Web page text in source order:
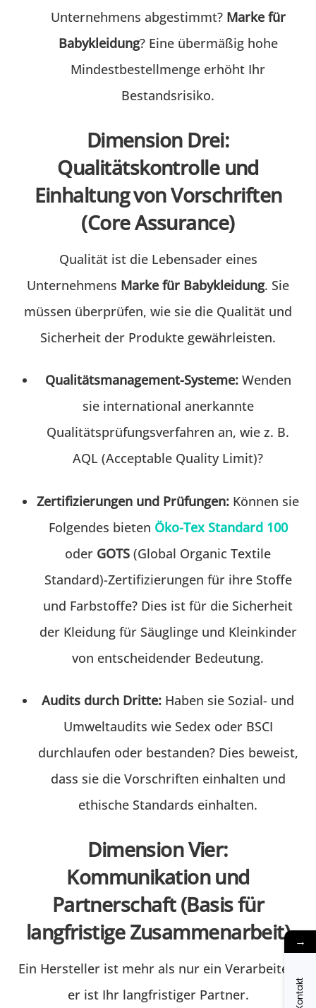
Unternehmens abgestimmt? Marke für
Babykleidung? Eine übermäßig hohe
Mindestbestellmenge erhöht Ihr
Bestandsrisiko.
Dimension Drei:
Qualitätskontrolle und
Einhaltung von Vorschriften
(Core Assurance)
Qualität ist die Lebensader eines
Unternehmens Marke für Babykleidung. Sie
müssen überprüfen, wie sie die Qualität und
Sicherheit der Produkte gewährleisten.
Qualitätsmanagement-Systeme:Wenden
sie international anerkannte
Qualitätsprüfungsverfahren an, wie z. B.
AQL (Acceptable Quality Limit)?
Zertifizierungen und Prüfungen: Können sie
Folgendes bieten Öko-Tex Standard 100
oder GOTS (Global Organic Textile
Standard)-Zertifizierungen für ihre Stoffe
und Farbstoffe? Dies ist für die Sicherheit
der Kleidung für Säuglinge und Kleinkinder
von entscheidender Bedeutung.
Audits durch Dritte: Haben sie Sozial- und
Umweltaudits wie Sedex oder BSCI
durchlaufen oder bestanden? Dies beweist,
dass sie die Vorschriften einhalten und
ethische Standards einhalten.
Dimension Vier:
Kommunikation und
Partnerschaft (Basis für
langfristige Zusammenarbeit)
Ein Hersteller ist mehr als nur ein Verarbeiter;
er ist Ihr langfristiger Partner.
→
Kontakt